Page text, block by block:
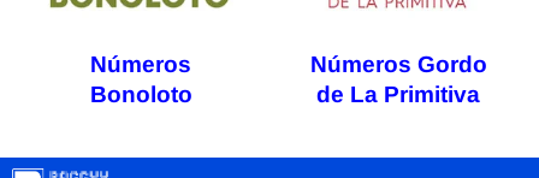
Números
Bonoloto
Números Gordo
de La Primitiva